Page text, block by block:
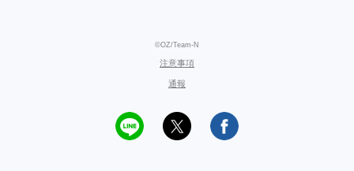
©OZ/Team-N
注意事項
通報